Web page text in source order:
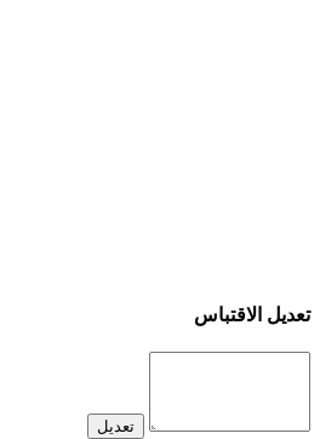
تعديل الاقتباس
تعديل